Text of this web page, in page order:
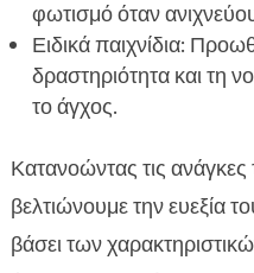
φωτισμό όταν
Ειδικά παιχνίδια:
δραστηριότητα και τη
το άγχος.
Κατανοώντας τις ανάγκες
βελτιώνουμε την ευεξία
βάσει των